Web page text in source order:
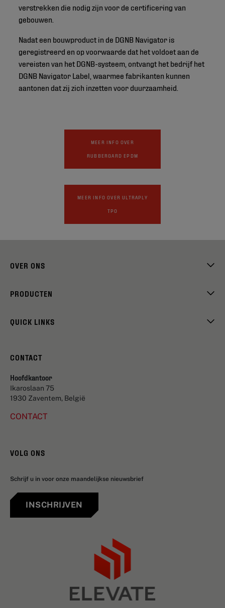
verstrekken die nodig zijn voor de certificering van
gebouwen.
Nadat een bouwproduct in de DGNB Navigator is
geregistreerd en op voorwaarde dat het voldoet aan de
vereisten van het DGNB-systeem, ontvangt het bedrijf het
DGNB Navigator Label, waarmee fabrikanten kunnen
aantonen dat zij zich inzetten voor duurzaamheid.
MEER INFO OVER
RUBBERGARD EPDM
MEER INFO OVER ULTRAPLY
TPO
OVER ONS
PRODUCTEN
QUICK LINKS
CONTACT
Hoofdkantoor
Ikaroslaan 75
1930 Zaventem, België
CONTACT
VOLG ONS
Schrijf u in voor onze maandelijkse nieuwsbrief
INSCHRIJVEN